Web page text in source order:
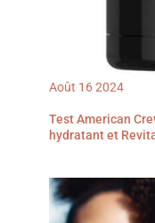
Août 162024
Test American
hydratant et